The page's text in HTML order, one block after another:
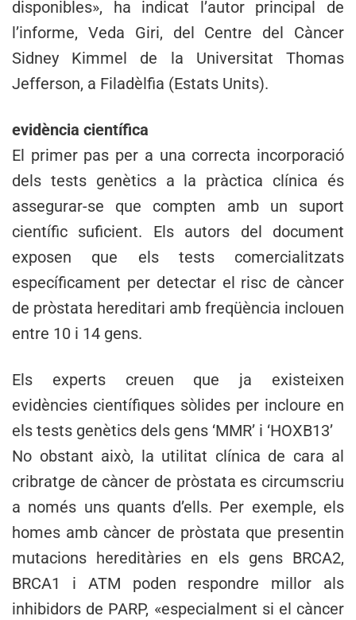
disponibles», ha indicat l’autor principal de
l’informe, Veda Giri, del Centre del Càncer
Sidney Kimmel de la Universitat Thomas
Jefferson, a Filadèlfia (Estats Units).
evidència científica
El primer pas per a una correcta incorporació
dels tests genètics a la pràctica clínica és
assegurar-se que compten amb un suport
científic suficient. Els autors del document
exposen que els tests comercialitzats
específicament per detectar el risc de càncer
de pròstata hereditari amb freqüència inclouen
entre 10 i 14 gens.
Els experts creuen que ja existeixen
evidències científiques sòlides per incloure en
els tests genètics dels gens ‘MMR’ i ‘HOXB13’
No obstant això, la utilitat clínica de cara al
cribratge de càncer de pròstata es circumscriu
a només uns quants d’ells. Per exemple, els
homes amb càncer de pròstata que presentin
mutacions hereditàries en els gens BRCA2,
BRCA1 i ATM poden respondre millor als
inhibidors de PARP, «especialment si el càncer